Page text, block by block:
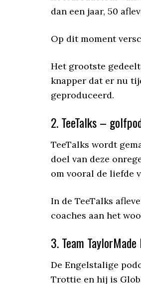
dan een jaar, 50
Op dit moment
Het grootste
knapper dat er nu
geproduceerd.
2. TeeTalks –
TeeTalks wordt
doel van deze
om vooral de liefde
In de TeeTalks
coaches aan het
3. Team
De Engelstalige
Trottie en hij is